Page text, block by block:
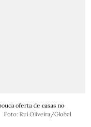
oferta de casas no
Foto: Rui Oliveira/Global